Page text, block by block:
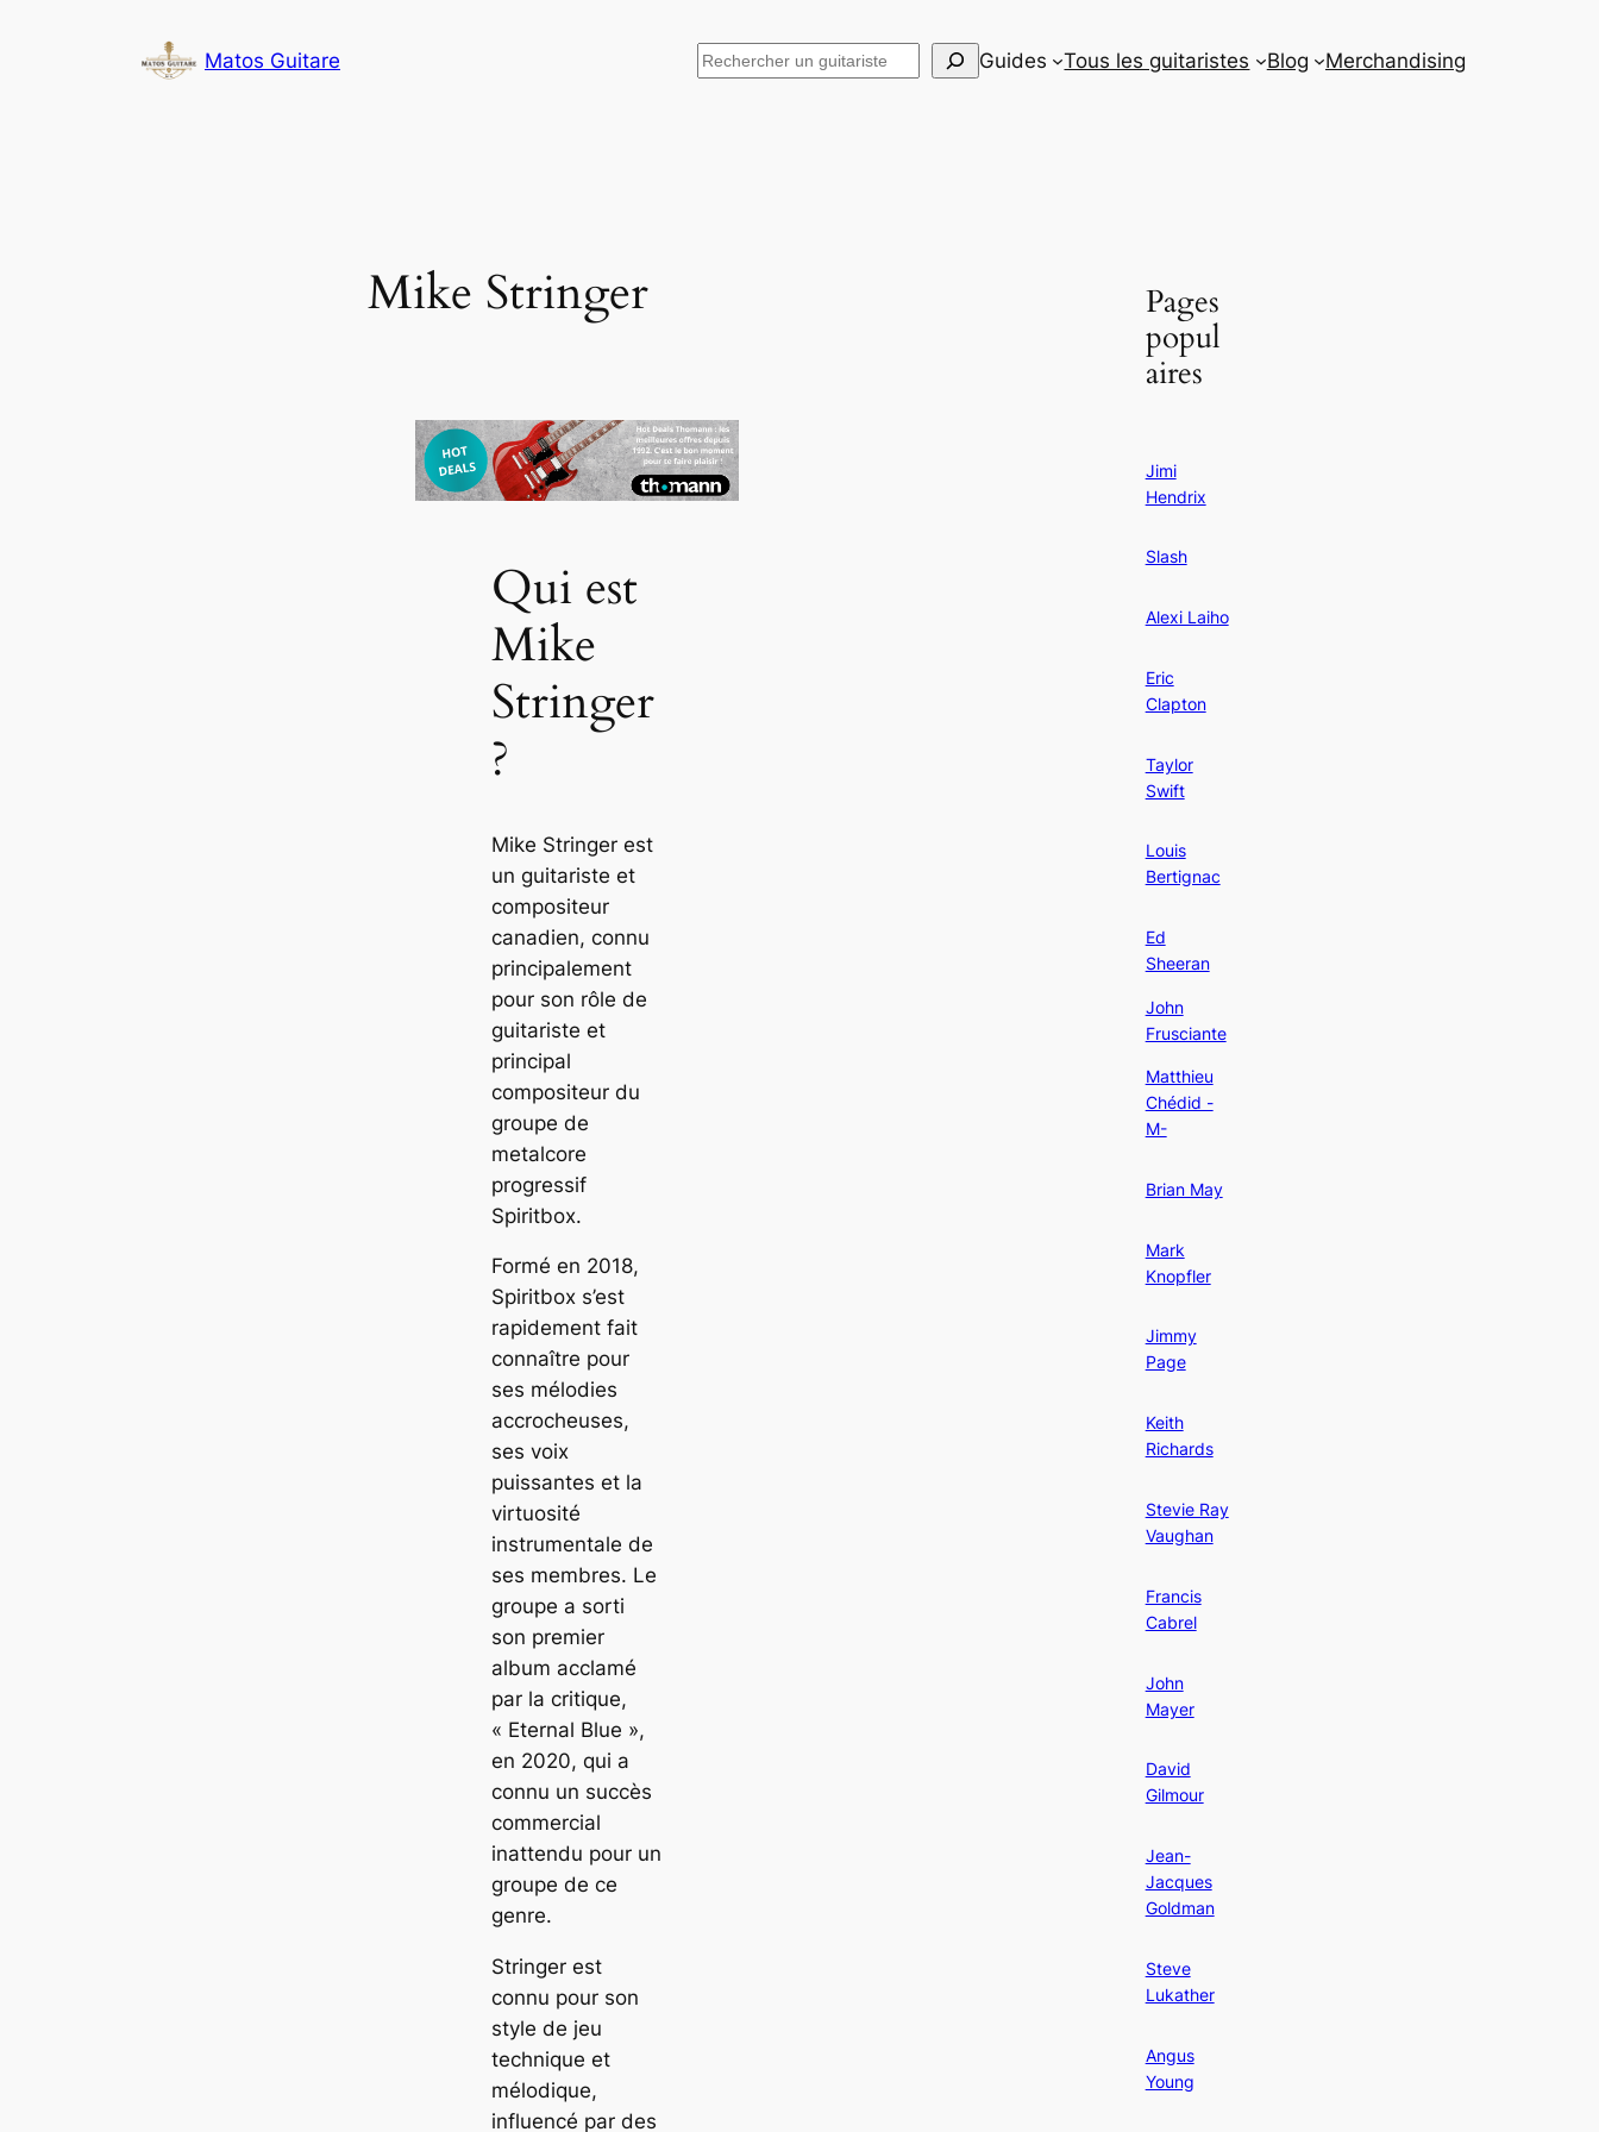
Matos Guitare Rechercher Guides Tous les guitaristes Blog Merchandising
Mike Stringer
Qui est
Mike
Stringer
?
Mike Stringer est
un guitariste et
compositeur
canadien, connu
principalement
pour son rôle de
guitariste et
principal
compositeur du
groupe de
metalcore
progressif
Spiritbox.
Formé en 2018,
Spiritbox s’est
rapidement fait
connaître pour
ses mélodies
accrocheuses,
ses voix
puissantes et la
virtuosité
instrumentale de
ses membres. Le
groupe a sorti
son premier
album acclamé
par la critique,
« Eternal Blue »,
en 2020, qui a
connu un succès
commercial
inattendu pour un
groupe de ce
genre.
Stringer est
connu pour son
style de jeu
technique et
mélodique,
influencé par des
Pages
popul
aires
Jimi
Hendrix
Slash
Alexi Laiho
Eric
Clapton
Taylor
Swift
Louis
Bertignac
Ed
Sheeran
John
Frusciante
Matthieu
Chédid -
M-
Brian May
Mark
Knopfler
Jimmy
Page
Keith
Richards
Stevie Ray
Vaughan
Francis
Cabrel
John
Mayer
David
Gilmour
Jean-
Jacques
Goldman
Steve
Lukather
Angus
Young